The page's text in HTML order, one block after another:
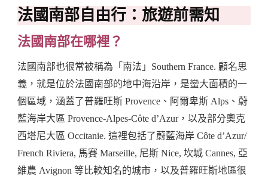
法國南部自由行：旅遊前需知
法國南部在哪裡？
法國南部也很常被稱為「南法」Southern France. 顧名思
義，就是位於法國南部的地中海沿岸，是蠻大面積的一
個區域，涵蓋了普羅旺斯 Provence、阿爾卑斯 Alps、蔚
藍海岸大區 Provence-Alpes-Côte d’Azur，以及部分奧克
西塔尼大區 Occitanie. 這裡包括了蔚藍海岸 Côte d’Azur/
French Riviera, 馬賽 Marseille, 尼斯 Nice, 坎城 Cannes, 亞
維農 Avignon 等比較知名的城市，以及普羅旺斯地區很